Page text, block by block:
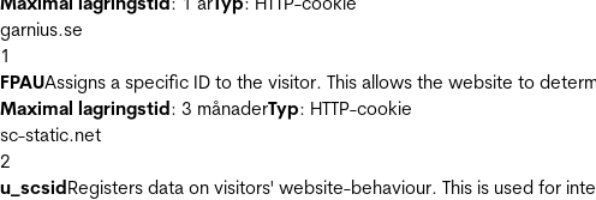
garnius.se
1
FPAUAssigns a specific ID to the visitor. This allows the website to
Maximal lagringstid: 3 månaderTyp: HTTP-cookie
sc-static.net
2
u_scsidRegisters data on visitors' website-behaviour. This is used for